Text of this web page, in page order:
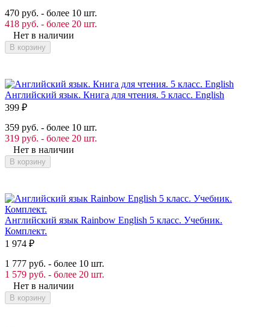
470 руб. - более 10 шт.
418 руб. - более 20 шт.
Нет в наличии
В корзину
Английский язык. Книга для чтения. 5 класс. English
399 ₽
359 руб. - более 10 шт.
319 руб. - более 20 шт.
Нет в наличии
В корзину
Английский язык Rainbow English 5 класс. Учебник.
Комплект.
1 974 ₽
1 777 руб. - более 10 шт.
1 579 руб. - более 20 шт.
Нет в наличии
В корзину